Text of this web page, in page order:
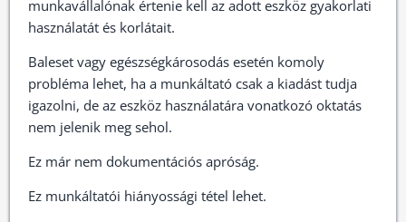
munkavállalónak értenie kell az adott eszköz gyakorlati
használatát és korlátait.
Baleset vagy egészségkárosodás esetén komoly
probléma lehet, ha a munkáltató csak a kiadást tudja
igazolni, de az eszköz használatára vonatkozó oktatás
nem jelenik meg sehol.
Ez már nem dokumentációs apróság.
Ez munkáltatói hiányossági tétel lehet.